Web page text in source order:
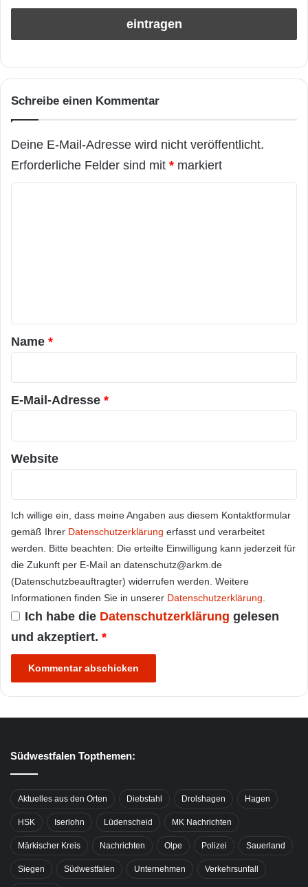
Schreibe einen Kommentar
Deine E-Mail-Adresse wird nicht veröffentlicht.
Erforderliche Felder sind mit * markiert
a
r
*
Name *
E-Mail-Adresse *
Website
Ich willige ein, dass meine Angaben aus diesem Kontaktformular
gemäß Ihrer Datenschutzerklärung erfasst und verarbeitet
werden. Bitte beachten: Die erteilte Einwilligung kann jederzeit für
die Zukunft per E-Mail an datenschutz@arkm.de
(Datenschutzbeauftragter) widerrufen werden. Weitere
Informationen finden Sie in unserer Datenschutzerklärung.
Ich habe die Datenschutzerklärung gelesen
und akzeptiert. *
Südwestfalen Topthemen:
Aktuelles aus den Orten Diebstahl Drolshagen Hagen
HSK Iserlohn Lüdenscheid MK Nachrichten
Märkischer Kreis Nachrichten Olpe Polizei Sauerland
Siegen Südwestfalen Unternehmen Verkehrsunfall